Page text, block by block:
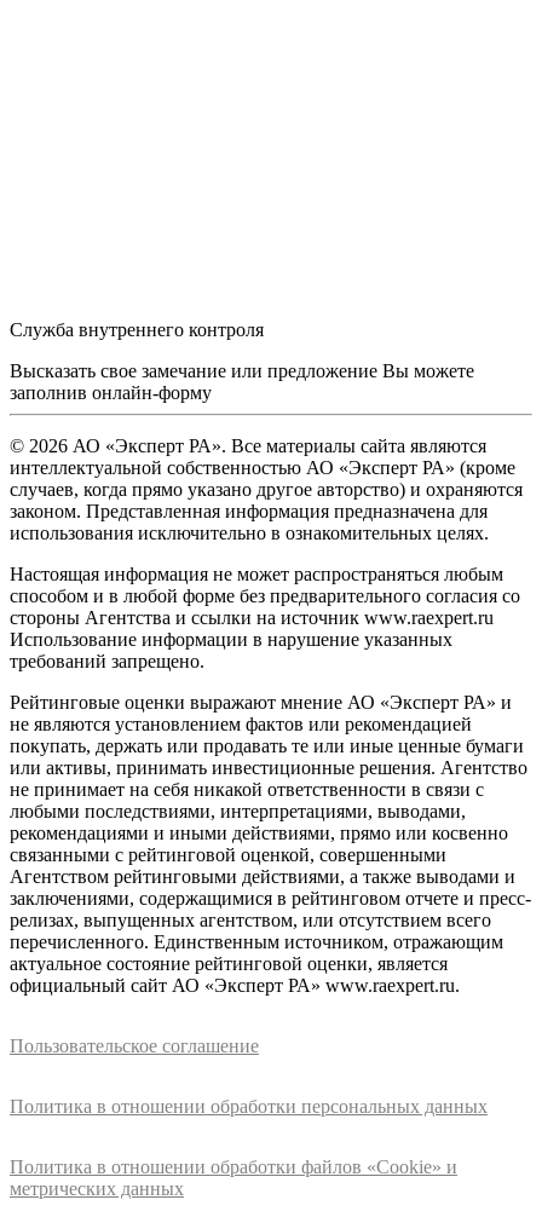
Служба внутреннего контроля
Высказать свое замечание или предложение Вы можете
заполнив онлайн-форму
© 2026 АО «Эксперт РА». Все материалы сайта являются
интеллектуальной собственностью АО «Эксперт РА» (кроме
случаев, когда прямо указано другое авторство) и охраняются
законом. Представленная информация предназначена для
использования исключительно в ознакомительных целях.
Настоящая информация не может распространяться любым
способом и в любой форме без предварительного согласия со
стороны Агентства и ссылки на источник www.raexpert.ru
Использование информации в нарушение указанных
требований запрещено.
Рейтинговые оценки выражают мнение АО «Эксперт РА» и
не являются установлением фактов или рекомендацией
покупать, держать или продавать те или иные ценные бумаги
или активы, принимать инвестиционные решения. Агентство
не принимает на себя никакой ответственности в связи с
любыми последствиями, интерпретациями, выводами,
рекомендациями и иными действиями, прямо или косвенно
связанными с рейтинговой оценкой, совершенными
Агентством рейтинговыми действиями, а также выводами и
заключениями, содержащимися в рейтинговом отчете и пресс-
релизах, выпущенных агентством, или отсутствием всего
перечисленного. Единственным источником, отражающим
актуальное состояние рейтинговой оценки, является
официальный сайт АО «Эксперт РА» www.raexpert.ru.
Пользовательское соглашение
Политика в отношении обработки персональных данных
Политика в отношении обработки файлов «Cookie» и
метрических данных